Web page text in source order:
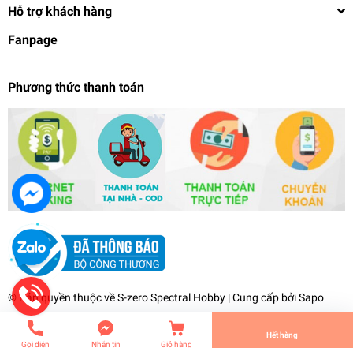
Hỗ trợ khách hàng
Fanpage
Phương thức thanh toán
© Bản quyền thuộc vềS-zero Spectral Hobby | Cung cấp bởiSapo
Dụng cụ dao mô hình kĩ thuật MS052 lưỡi bút cắt
sharpener
99.000₫
Tiến Hành Thanh Toán
Gọi điện Nhắn tin Giỏ hàng
Hết hàng